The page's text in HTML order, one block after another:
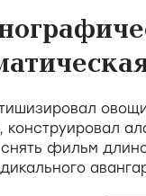
в
конструировал
фильм